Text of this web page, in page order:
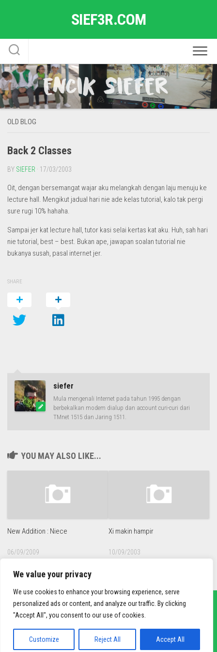
We value your privacy
We use cookies to enhance your browsing experience, serve
personalized ads or content, and analyze our traffic. By clicking
"Accept All", you consent to our use of cookies.
Customize Reject All Accept All
SIEF3R.COM
OLD BLOG
Back 2 Classes
BY SIEFER · 17/03/2003
Oit, dengan bersemangat wajar aku melangkah dengan laju menuju ke
lecture hall. Mengikut jadual hari nie ade kelas tutorial, kalo tak pergi
sure rugi 10% hahaha.
Sampai jer kat lecture hall, tutor kasi selai kertas kat aku. Huh, sah hari
nie tutorial, best – best. Bukan ape, jawapan soalan tutorial nie
bukanya susah, pasal internet jer.
SHARE
siefer
Mula mengenali Internet pada tahun 1995 dengan
berbekalkan modem dialup dan account curi-curi dari
TMnet 1515 dan Jaring 1511.
YOU MAY ALSO LIKE...
New Addition : Niece
06/09/2009
Xi makin hampir
10/09/2003
sief3r.com
Powered byWordPress. Theme byAlx.